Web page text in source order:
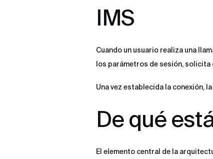
IMS
Cuando un usuario realiza una
los parámetros de sesión, solicita
Una vez establecida la conexión,
De qué
El elemento central de la